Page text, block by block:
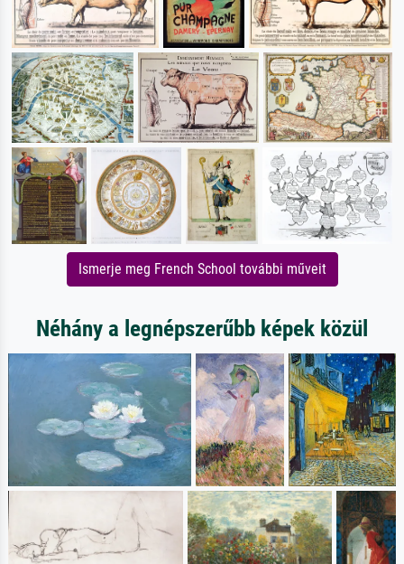
Ismerje meg French School további műveit
Néhány a legnépszerűbb képek közül